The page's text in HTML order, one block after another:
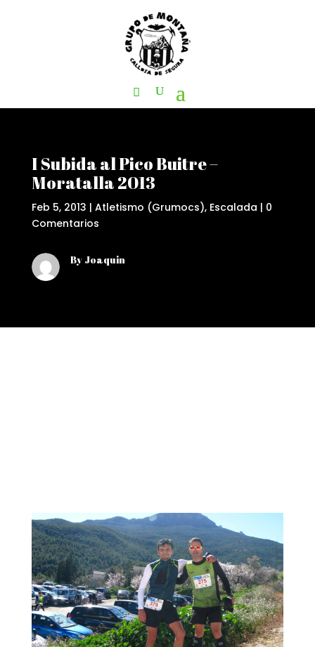
I Subida al Pico Buitre –
Moratalla 2013
Feb 5, 2013 | Atletismo (Grumocs), Escalada | 0
Comentarios
By Joaquin